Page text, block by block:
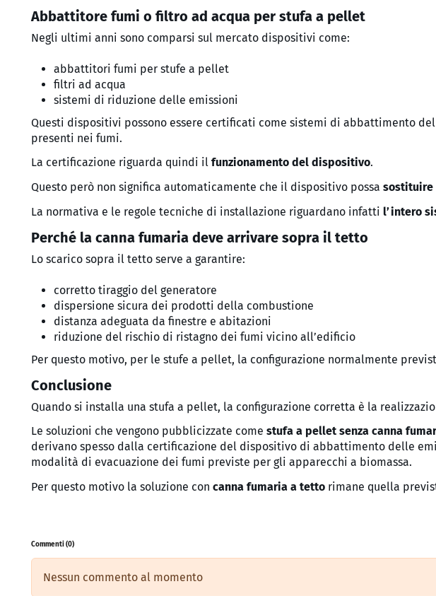
Abbattitore fumi o filtro ad acqua per stufa a pellet
Negli ultimi anni sono comparsi sul mercato dispositivi come:
abbattitori fumi per stufe a pellet
filtri ad acqua
sistemi di riduzione delle emissioni
Questi dispositivi possono essere certificati come sistemi di abbattimento
presenti nei fumi.
La certificazione riguarda quindi il funzionamento del dispositivo.
Questo però non significa automaticamente che il dispositivo possa sostituire
La normativa e le regole tecniche di installazione riguardano infatti l’intero
Perché la canna fumaria deve arrivare sopra il tetto
Lo scarico sopra il tetto serve a garantire:
corretto tiraggio del generatore
dispersione sicura dei prodotti della combustione
distanza adeguata da finestre e abitazioni
riduzione del rischio di ristagno dei fumi vicino all’edificio
Per questo motivo, per le stufe a pellet, la configurazione normalmente
Conclusione
Quando si installa una stufa a pellet, la configurazione corretta è la
Le soluzioni che vengono pubblicizzate come stufa a pellet senza canna
derivano spesso dalla certificazione del dispositivo di abbattimento delle
modalità di evacuazione dei fumi previste per gli apparecchi a biomassa.
Per questo motivo la soluzione con canna fumaria a tetto rimane quella
Commenti (0)
Nessun commento al momento